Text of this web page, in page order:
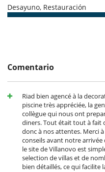
Equipos, instalaciones,
Caja fuerte
Silla alta
Ocios y actividades
Cartas y juegos de mesa
Hammam
Mesa de masaje
Piscina con contracorriente
Piscina exterior climatizada
Sala de masajes
TV por cable o satélite o internet
Desayuno, Restauración
Comentario
Riad bien agencé à la
piscine très appréciée, la
collègue qui nous ont
diners. Tout était tout à fait
donc à nos attentes. Merci
conseils avant notre
le site de Villanovo est
selection de villas et de
bien détaillés, ce qui facilite